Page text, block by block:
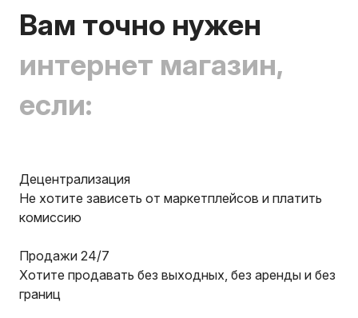
Вам точно нужен
интернет магазин,
если:
Децентрализация
Не хотите зависеть от маркетплейсов и платить
комиссию
Продажи 24/7
Хотите продавать без выходных, без аренды и без
границ